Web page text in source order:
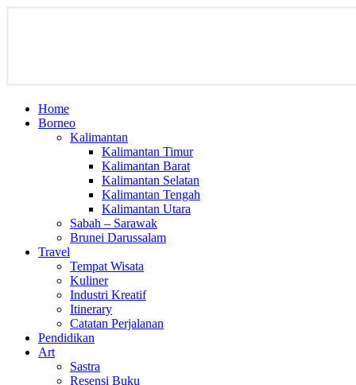
Home
Borneo
Kalimantan
Kalimantan Timur
Kalimantan Barat
Kalimantan Selatan
Kalimantan Tengah
Kalimantan Utara
Sabah – Sarawak
Brunei Darussalam
Travel
Tempat Wisata
Kuliner
Industri Kreatif
Itinerary
Catatan Perjalanan
Pendidikan
Art
Sastra
Resensi Buku